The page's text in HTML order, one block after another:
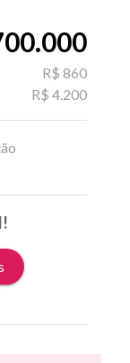
R$ 860
R$ 4.200